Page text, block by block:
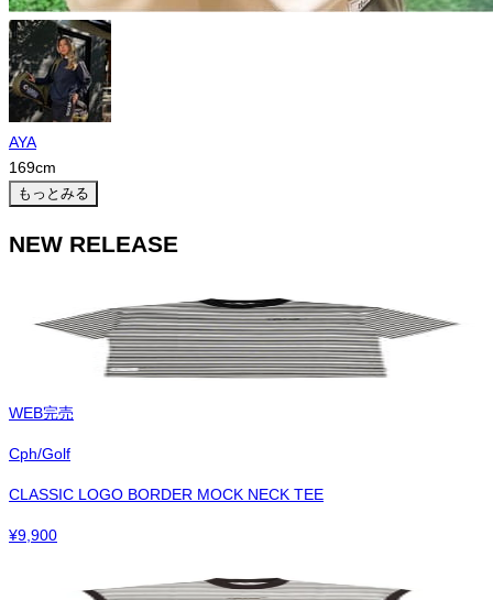
AYA
169cm
もっとみる
NEW RELEASE
WEB完売
Cph/Golf
CLASSIC LOGO BORDER MOCK NECK TEE
¥9,900